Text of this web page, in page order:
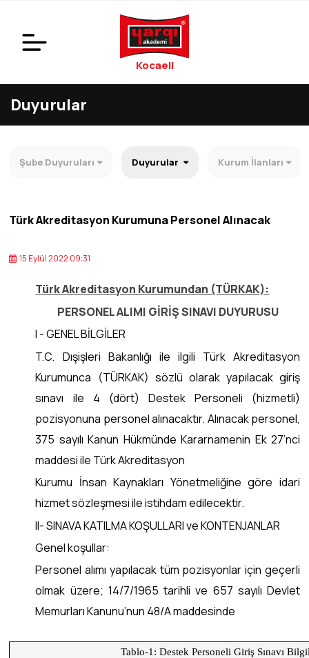
Kocaeli
Duyurular
Şube Duyuruları Duyurular Kurum İlanları
Türk Akreditasyon Kurumuna Personel Alınacak
15 Eylül 2022 09:31
Türk Akreditasyon Kurumundan (TÜRKAK):
PERSONEL ALIMI GİRİŞ SINAVI DUYURUSU
I - GENEL BİLGİLER
T.C. Dışişleri Bakanlığı ile ilgili Türk Akreditasyon
Kurumunca (TÜRKAK) sözlü olarak yapılacak giriş
sınavı ile 4 (dört) Destek Personeli (hizmetli)
pozisyonuna personel alınacaktır. Alınacak personel,
375 sayılı Kanun Hükmünde Kararnamenin Ek 27’nci
maddesi ile Türk Akreditasyon
Kurumu İnsan Kaynakları Yönetmeliğine göre idari
hizmet sözleşmesi ile istihdam edilecektir.
II- SINAVA KATILMA KOŞULLARI ve KONTENJANLAR
Genel koşullar:
Personel alımı yapılacak tüm pozisyonlar için geçerli
olmak üzere; 14/7/1965 tarihli ve 657 sayılı Devlet
Memurları Kanunu’nun 48/A maddesinde
Tablo-1: Destek Personeli Giriş Sınavı